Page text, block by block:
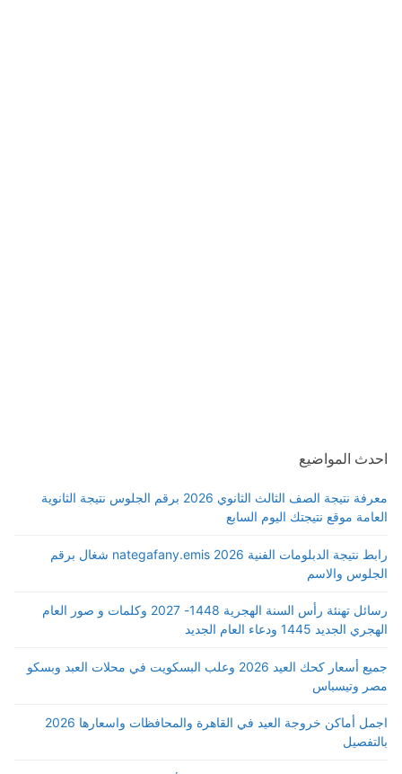
احدث المواضيع
معرفة نتيجة الصف الثالث الثانوي 2026 برقم الجلوس نتيجة الثانوية
العامة موقع نتيجتك اليوم السابع
رابط نتيجة الدبلومات الفنية 2026 nategafany.emis شغال برقم
الجلوس والاسم
رسائل تهنئة رأس السنة الهجرية 1448- 2027 وكلمات و صور العام
الهجري الجديد 1445 ودعاء العام الجديد
جميع أسعار كحك العيد 2026 وعلب البسكويت في محلات العبد وبسكو
مصر وتيسباس
اجمل أماكن خروجة العيد في القاهرة والمحافظات واسعارها 2026
بالتفصيل